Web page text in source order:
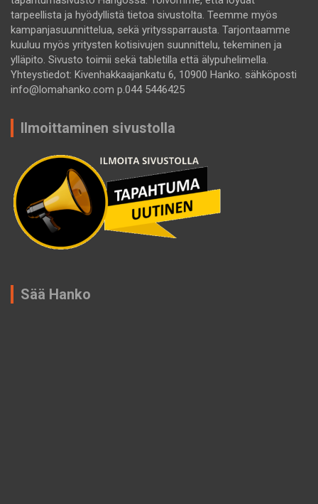
tarpeellista ja hyödyllistä tietoa sivustolta. Teemme myös
kampanjasuunnittelua, sekä yrityssparrausta. Tarjontaamme
kuuluu myös yritysten kotisivujen suunnittelu, tekeminen ja
ylläpito. Sivusto toimii sekä tabletilla että älypuhelimella.
Yhteystiedot: Kivenhakkaajankatu 6, 10900 Hanko. sähköposti
info@lomahanko.com p.044 5446425
Ilmoittaminen sivustolla
Sää Hanko